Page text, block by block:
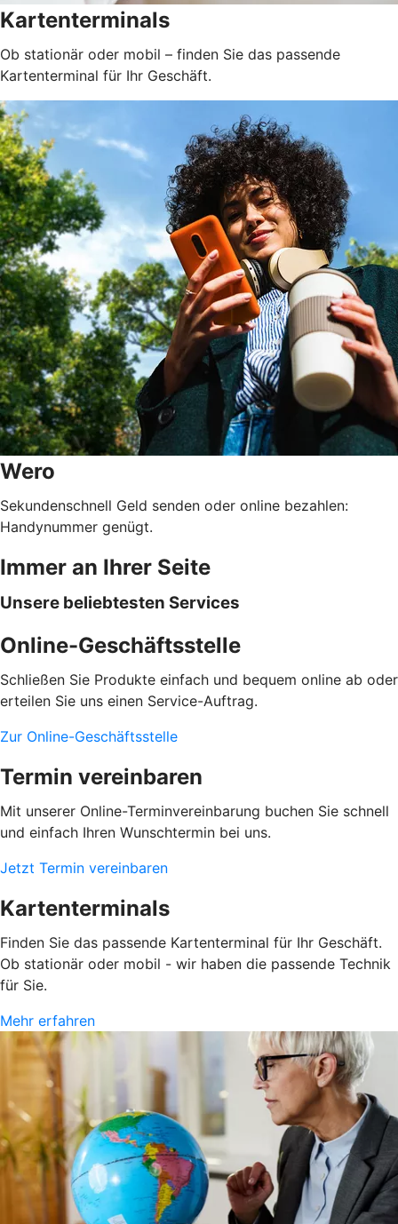
Kartenterminals
Ob stationär oder mobil – finden Sie das passende
Kartenterminal für Ihr Geschäft.
Wero
Sekundenschnell Geld senden oder online bezahlen:
Handynummer genügt.
Immer an Ihrer Seite
Unsere beliebtesten Services
Online-Geschäftsstelle
Schließen Sie Produkte einfach und bequem online ab oder
erteilen Sie uns einen Service-Auftrag.
Zur Online-Geschäftsstelle
Termin vereinbaren
Mit unserer Online-Terminvereinbarung buchen Sie schnell
und einfach Ihren Wunschtermin bei uns.
Jetzt Termin vereinbaren
Kartenterminals
Finden Sie das passende Kartenterminal für Ihr Geschäft.
Ob stationär oder mobil - wir haben die passende Technik
für Sie.
Mehr erfahren